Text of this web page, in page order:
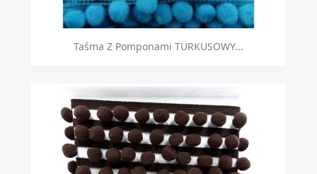
Taśma Z Pomponami TURKUSOWY...